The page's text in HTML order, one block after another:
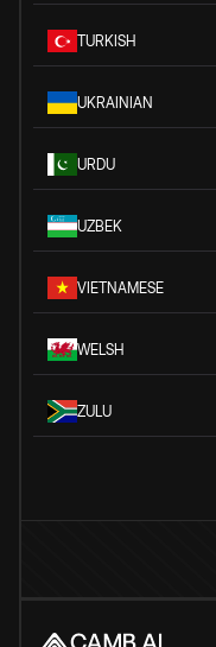
TURKISH
UKRAINIAN
URDU
UZBEK
VIETNAMESE
WELSH
ZULU